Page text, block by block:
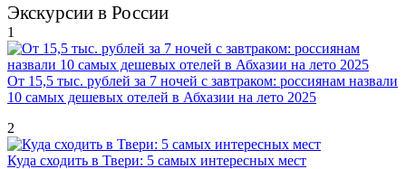
Экскурсии в России
1
От 15,5 тыс. рублей за 7 ночей с завтраком: россиянам назвали
10 самых дешевых отелей в Абхазии на лето 2025
2
Куда сходить в Твери: 5 самых интересных мест